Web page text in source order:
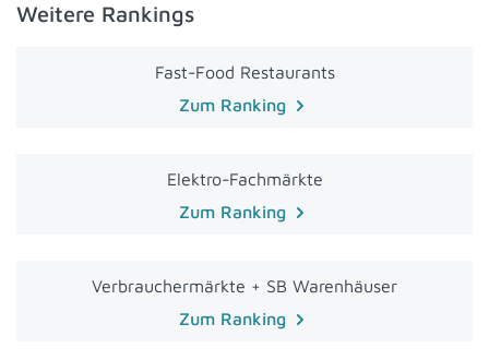
Weitere Rankings
Fast-Food Restaurants
Zum Ranking
Elektro-Fachmärkte
Zum Ranking
Verbrauchermärkte + SB Warenhäuser
Zum Ranking